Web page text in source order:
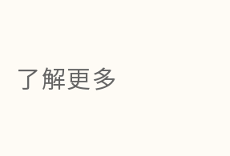
了解更多